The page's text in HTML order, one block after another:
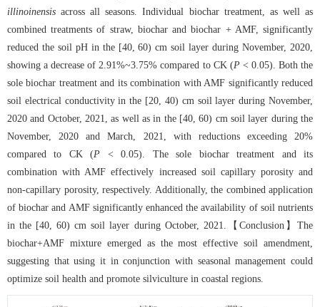
illinoinensis across all seasons. Individual biochar treatment, as well as
combined treatments of straw, biochar and biochar + AMF, significantly
reduced the soil pH in the [40, 60) cm soil layer during November, 2020,
showing a decrease of 2.91%~3.75% compared to CK (P< 0.05). Both the
sole biochar treatment and its combination with AMF significantly reduced
soil electrical conductivity in the [20, 40) cm soil layer during November,
2020 and October, 2021, as well as in the [40, 60) cm soil layer during the
November, 2020 and March, 2021, with reductions exceeding 20%
compared to CK (P < 0.05). The sole biochar treatment and its
combination with AMF effectively increased soil capillary porosity and
non-capillary porosity, respectively. Additionally, the combined application
of biochar and AMF significantly enhanced the availability of soil nutrients
in the [40, 60) cm soil layer during October, 2021.【Conclusion】The
biochar+AMF mixture emerged as the most effective soil amendment,
suggesting that using it in conjunction with seasonal management could
optimize soil health and promote silviculture in coastal regions.